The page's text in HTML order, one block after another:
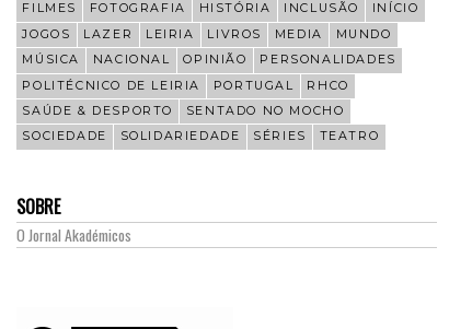
FILMES
FOTOGRAFIA HISTÓRIA INCLUSÃO
INÍCIO
JOGOS
LAZER LEIRIA LIVROS MEDIA
MUNDO
MÚSICA
NACIONAL OPINIÃO
PERSONALIDADES
POLITÉCNICO DE LEIRIA
PORTUGAL
RHCO
SAÚDE & DESPORTO
SENTADO NO MOCHO
SOCIEDADE
SOLIDARIEDADE SÉRIES TEATRO
SOBRE
O Jornal Akadémicos